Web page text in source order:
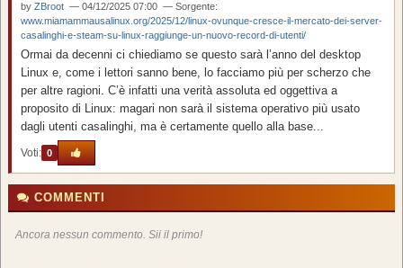
by ZBroot — 04/12/2025 07:00 — Sorgente:
www.miamammausalinux.org/2025/12/linux-ovunque-cresce-il-mercato-dei-server-
casalinghi-e-steam-su-linux-raggiunge-un-nuovo-record-di-utenti/
Ormai da decenni ci chiediamo se questo sarà l’anno del desktop
Linux e, come i lettori sanno bene, lo facciamo più per scherzo che
per altre ragioni. C’è infatti una verità assoluta ed oggettiva a
proposito di Linux: magari non sarà il sistema operativo più usato
dagli utenti casalinghi, ma è certamente quello alla base...
Voti: 0
COMMENTI
Ancora nessun commento. Sii il primo!